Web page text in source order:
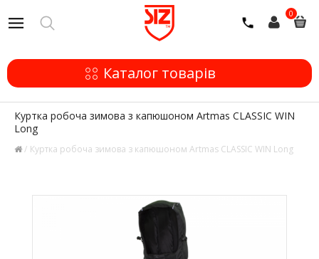
0
Каталог товарів
Куртка робоча зимова з капюшоном Artmas CLASSIC WIN
Long
Куртка робоча зимова з капюшоном Artmas CLASSIC WIN Long